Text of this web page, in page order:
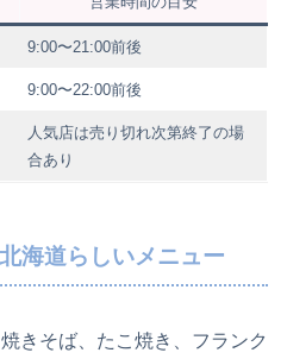
9:00〜21:00前後
9:00〜22:00前後
人気店は売り切れ次第終了の場
合あり
海道らしいメニュー
きそば、たこ焼き、フランク